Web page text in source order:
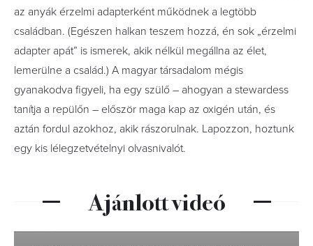
az anyák érzelmi adapterként működnek a legtöbb
családban. (Egészen halkan teszem hozzá, én sok „érzelmi
adapter apát” is ismerek, akik nélkül megállna az élet,
lemerülne a család.) A magyar társadalom mégis
gyanakodva figyeli, ha egy szülő – ahogyan a stewardess
tanítja a repülőn – először maga kap az oxigén után, és
aztán fordul azokhoz, akik rászorulnak. Lapozzon, hoztunk
egy kis lélegzetvételnyi olvasnivalót.
Ajánlott videó